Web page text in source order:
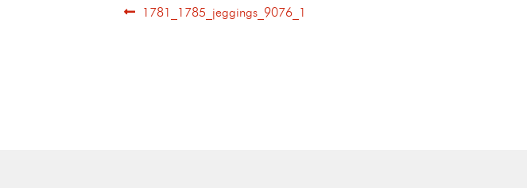
1781_1785_jeggings_9076_1